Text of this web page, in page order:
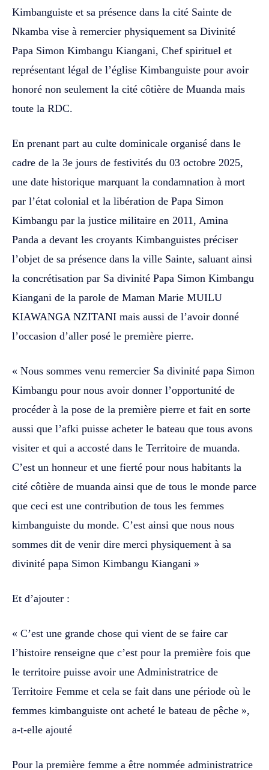
Kimbanguiste et sa présence dans la cité Sainte de
Nkamba vise à remercier physiquement sa Divinité
Papa Simon Kimbangu Kiangani, Chef spirituel et
représentant légal de l’église Kimbanguiste pour avoir
honoré non seulement la cité côtière de Muanda mais
toute la RDC.
En prenant part au culte dominicale organisé dans le
cadre de la 3e jours de festivités du 03 octobre 2025,
une date historique marquant la condamnation à mort
par l’état colonial et la libération de Papa Simon
Kimbangu par la justice militaire en 2011, Amina
Panda a devant les croyants Kimbanguistes préciser
l’objet de sa présence dans la ville Sainte, saluant ainsi
la concrétisation par Sa divinité Papa Simon Kimbangu
Kiangani de la parole de Maman Marie MUILU
KIAWANGA NZITANI mais aussi de l’avoir donné
l’occasion d’aller posé le première pierre.
« Nous sommes venu remercier Sa divinité papa Simon
Kimbangu pour nous avoir donner l’opportunité de
procéder à la pose de la première pierre et fait en sorte
aussi que l’afki puisse acheter le bateau que tous avons
visiter et qui a accosté dans le Territoire de muanda.
C’est un honneur et une fierté pour nous habitants la
cité côtière de muanda ainsi que de tous le monde parce
que ceci est une contribution de tous les femmes
kimbanguiste du monde. C’est ainsi que nous nous
sommes dit de venir dire merci physiquement à sa
divinité papa Simon Kimbangu Kiangani »
Et d’ajouter :
« C’est une grande chose qui vient de se faire car
l’histoire renseigne que c’est pour la première fois que
le territoire puisse avoir une Administratrice de
Territoire Femme et cela se fait dans une période où le
femmes kimbanguiste ont acheté le bateau de pêche »,
a-t-elle ajouté
Pour la première femme a être nommée administratrice